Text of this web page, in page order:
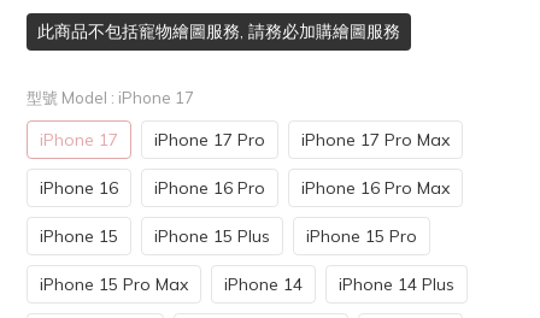
此商品不包括寵物繪圖服務, 請務必加購繪圖服務
型號 Model : iPhone 17
iPhone 17 iPhone 17 Pro iPhone 17 Pro Max
iPhone 16 iPhone 16 Pro iPhone 16 Pro Max
iPhone 15 iPhone 15 Plus iPhone 15 Pro
iPhone 15 Pro Max iPhone 14 iPhone 14 Plus